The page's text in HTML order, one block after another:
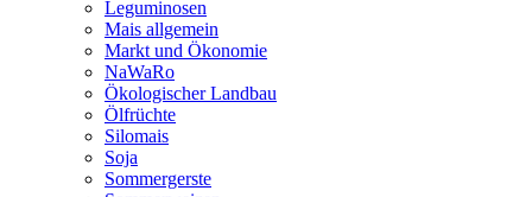
Leguminosen
Mais allgemein
Markt und Ökonomie
NaWaRo
Ökologischer Landbau
Ölfrüchte
Silomais
Soja
Sommergerste